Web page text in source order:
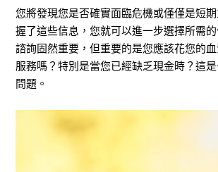
您將發現您是否確實面臨危機或僅僅是短
握了這些信息，您就可以進一步選擇所需的
諮詢固然重要，但重要的是您應該花您的
服務嗎？特別是當您已經缺乏現金時？這
問題。